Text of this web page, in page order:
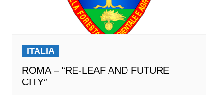
ITALIA
ROMA – “RE-LEAF AND FUTURE
CITY”